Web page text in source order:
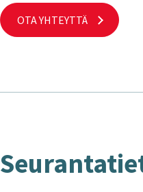
OTA YHTEYTTÄ